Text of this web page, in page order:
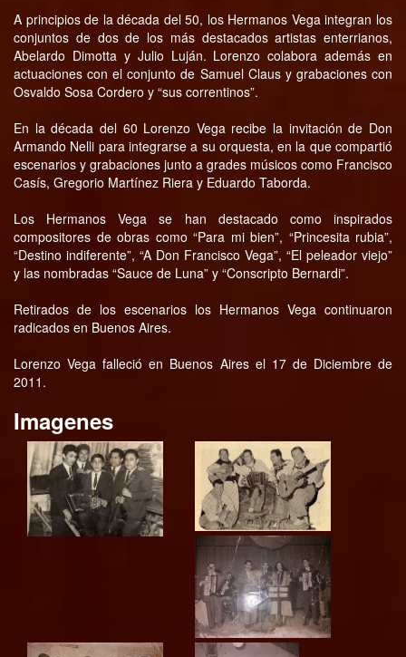
A principios de la década del 50, los Hermanos Vega integran los
conjuntos de dos de los más destacados artistas enterrianos,
Abelardo Dimotta y Julio Luján. Lorenzo colabora además en
actuaciones con el conjunto de Samuel Claus y grabaciones con
Osvaldo Sosa Cordero y “sus correntinos”.
En la década del 60 Lorenzo Vega recibe la invitación de Don
Armando Nelli para integrarse a su orquesta, en la que compartió
escenarios y grabaciones junto a grades músicos como Francisco
Casís, Gregorio Martínez Riera y Eduardo Taborda.
Los Hermanos Vega se han destacado como inspirados
compositores de obras como “Para mi bien”, “Princesita rubia”,
“Destino indiferente”, “A Don Francisco Vega”, “El peleador viejo”
y las nombradas “Sauce de Luna” y “Conscripto Bernardi”.
Retirados de los escenarios los Hermanos Vega continuaron
radicados en Buenos Aires.
Lorenzo Vega falleció en Buenos Aires el 17 de Diciembre de
2011.
Imagenes